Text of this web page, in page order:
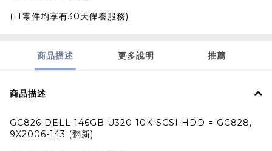
(IT零件均享有30天保養服務)
商品描述 更多說明 推薦
商品描述
GC826 DELL 146GB U320 10K SCSI HDD = GC828,
9X2006-143 (翻新)